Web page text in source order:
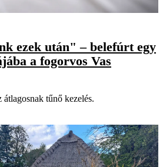
ezek után" – belefúrt egy
a fogorvos Vas
tűnő kezelés.